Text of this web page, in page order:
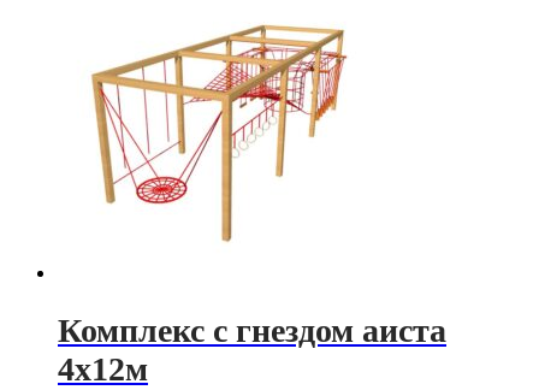
Комплекс с гнездом аиста
4х12м